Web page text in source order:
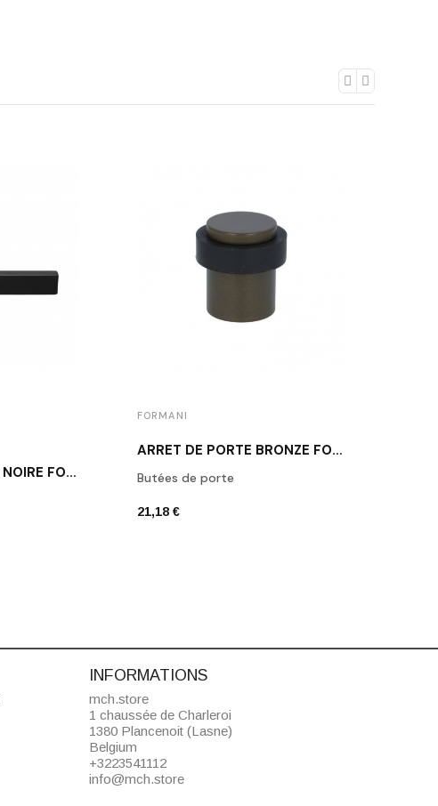
POIGNÉE DE PORTE NOIRE FORMANI BSQ2-G NM
FORMANI
ARRÊT DE PORTE BRONZE FORMANI LB10 BR
Butées de porte
21,18 €
INFORMATIONS
mch.store
1 chaussée de Charleroi
1380 Plancenoit (Lasne)
Belgium
+3223541112
info@mch.store